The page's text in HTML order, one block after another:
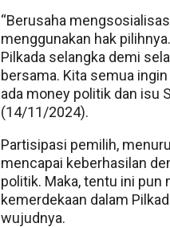
“Berusaha
menggunakan hak
Pilkada selangka demi
bersama. Kita semua
ada money politik dan isu
(14/11/2024).
Partisipasi pemilih,
mencapai keberhasilan
politik. Maka, tentu ini
kemerdekaan dalam
wujudnya.